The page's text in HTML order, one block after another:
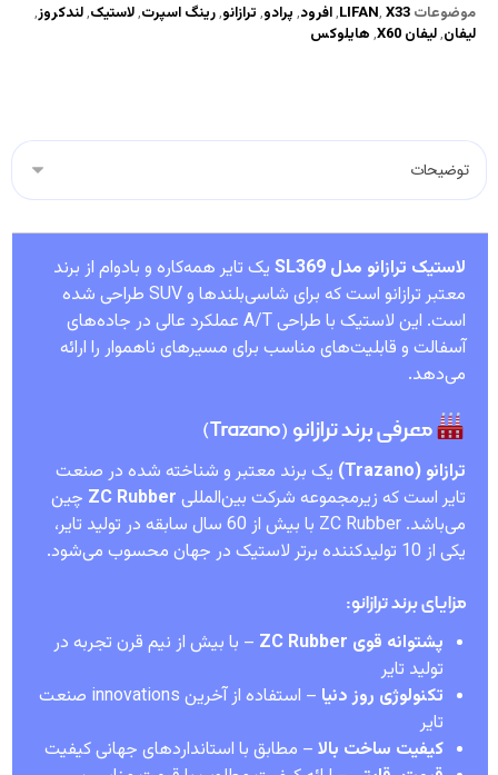
موضوعات
LIFAN, X33
,افرود, پرادو, ترازانو,رینگ اسپرت,لاستیک,لندکروز,
لیفان,لیفان X60 , هایلوکس
لاستیک ترازانو مدل SL369
یک تایر همه‌کاره و بادوام از برند
معتبر ترازانو است که برای شاسی‌بلندها و SUV طراحی شده
است. این لاستیک با طراحی A/T عملکرد عالی در جاده‌های
آسفالت و قابلیت‌های مناسب برای مسیرهای ناهموار را ارائه
می‌دهد.
معرفی برند ترازانو (Trazano)
ترازانو (Trazano)
یک برند معتبر و شناخته شده در صنعت
تایر است که زیرمجموعه شرکت بین‌المللی ZC Rubber چین
می‌باشد. ZC Rubber با بیش از 60 سال سابقه در تولید تایر،
یکی از 10 تولیدکننده برتر لاستیک در جهان محسوب می‌شود.
مزایای برند ترازانو:
پشتوانه قوی ZC Rubber
– با بیش از نیم قرن تجربه در
تولید تایر
تکنولوژی روز دنیا
– استفاده از آخرین innovations صنعت
تایر
کیفیت ساخت بالا – مطابق با استانداردهای جهانی کیفیت